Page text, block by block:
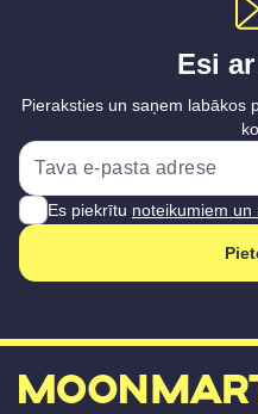
Esi
Pieraksties un saņem labākos
Es piekrītu noteikumiem un